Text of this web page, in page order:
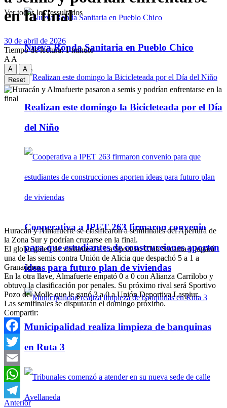
Nueva Ronda Sanitaria en Pueblo Chico
Realizan este domingo la Bicicleteada por el Día
del Niño
Cooperativa a IPET 263 firmaron convenio
para que estudiantes de construcciones aporten
ideas para futuro plan de viviendas
Municipalidad realiza limpieza de banquinas
en Ruta 3
Ver todos los ressultados
en la final
30 de abril de 2026
Tiempo de lectura: 1 minuto
A A
A
A
Reset
Huracán y Almafuerte se clasificaron a semifinales del Apertura de
la Zona Sur y podrían cruzarse en la final.
El globo goleó de visitante 4 a 1 a Sportivo Club Sacanta y jugará
una de las semis contra Unión de Alicia que despachó 5 a 1 a
Granaderos.
En la otra llave, Almafuerte empató 0 a 0 con Alianza Carrilobo y
obtuvo la clasificación por penales. Su próximo rival será Sportivo
Pozo del Molle que le ganó 3 a 0 a Unión Deportiva Laspiur.
Las semifinales se disputarán el domingo próximo.
Compartir:
Facebook
Twitter
Email
WhatsApp
Telegram
Anterior